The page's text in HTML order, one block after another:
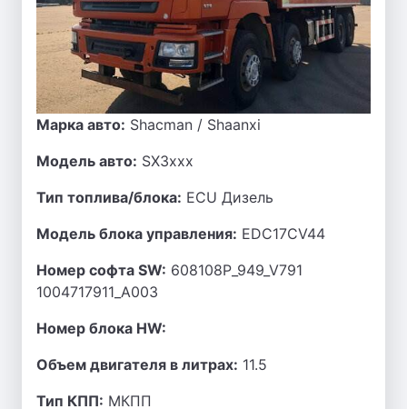
Марка авто: Shacman / Shaanxi
Модель авто: SX3xxx
Тип топлива/блока: ECU Дизель
Модель блока управления: EDC17CV44
Номер софта SW: 608108P_949_V791
1004717911_A003
Номер блока HW:
Объем двигателя в литрах: 11.5
Тип КПП: МКПП